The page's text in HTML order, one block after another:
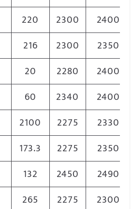
220 2300
2400
216 2300
2350
20 2280
2400
60 2340
2400
2100 2275
2330
173.3 2275
2350
132 2450
2490
265 2275
2300